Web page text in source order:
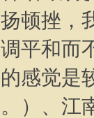
顿挫，
平和而
的感觉
）、江